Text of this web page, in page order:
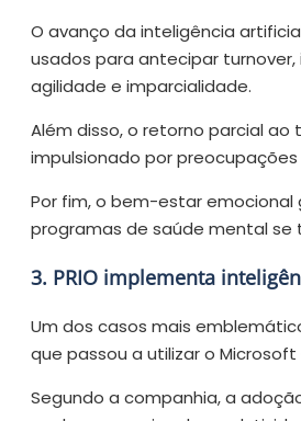
O avanço da inteligência
usados para antecipar
agilidade e imparcialidade.
Além disso, o retorno parcial
impulsionado por
Por fim, o bem-estar
programas de saúde mental
3. PRIO implementa
Um dos casos mais
que passou a utilizar o
Segundo a companhia, a